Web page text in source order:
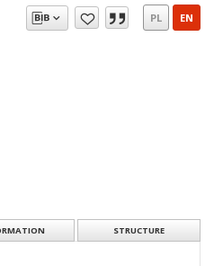
PL EN
STRUCTURE